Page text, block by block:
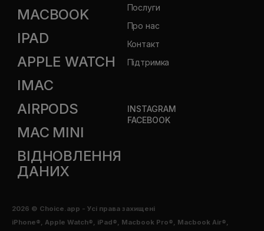
MACBOOK
IPAD
APPLE WATCH
IMAC
AIRPODS
MAC MINI
ВІДНОВЛЕННЯ
ДАНИХ
Послуги
Про нас
Контакт
Підтримка
INSTAGRAM
FACEBOOK
2026 © Choice.app - Усі права захищені
iPhone®, Apple Watch®, iPad®, Macbook Pro®, Macbook Air®,